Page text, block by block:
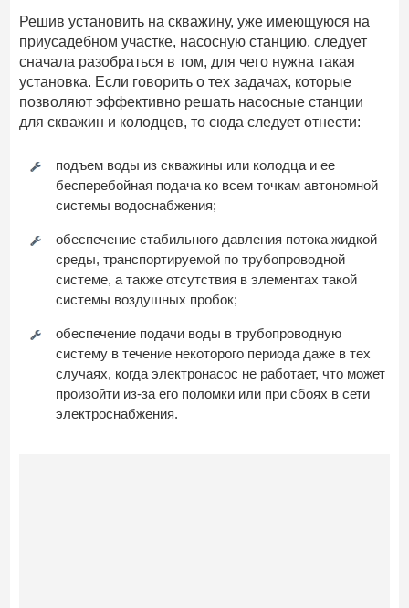
Решив установить на скважину, уже имеющуюся на
приусадебном участке, насосную станцию, следует
сначала разобраться в том, для чего нужна такая
установка. Если говорить о тех задачах, которые
позволяют эффективно решать насосные станции
для скважин и колодцев, то сюда следует отнести:
подъем воды из скважины или колодца и ее
бесперебойная подача ко всем точкам автономной
системы водоснабжения;
обеспечение стабильного давления потока жидкой
среды, транспортируемой по трубопроводной
системе, а также отсутствия в элементах такой
системы воздушных пробок;
обеспечение подачи воды в трубопроводную
систему в течение некоторого периода даже в тех
случаях, когда электронасос не работает, что может
произойти из-за его поломки или при сбоях в сети
электроснабжения.